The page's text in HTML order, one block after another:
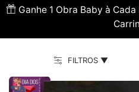
Ganhe 1 Obra Baby à
FILTROS ▼